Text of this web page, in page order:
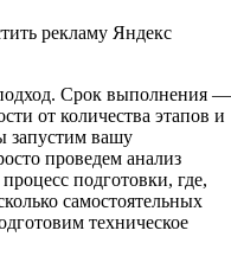
рекламу Яндекс
Срок выполнения —
от количества этапов и
запустим вашу
проведем анализ
подготовки, где,
самостоятельных
техническое